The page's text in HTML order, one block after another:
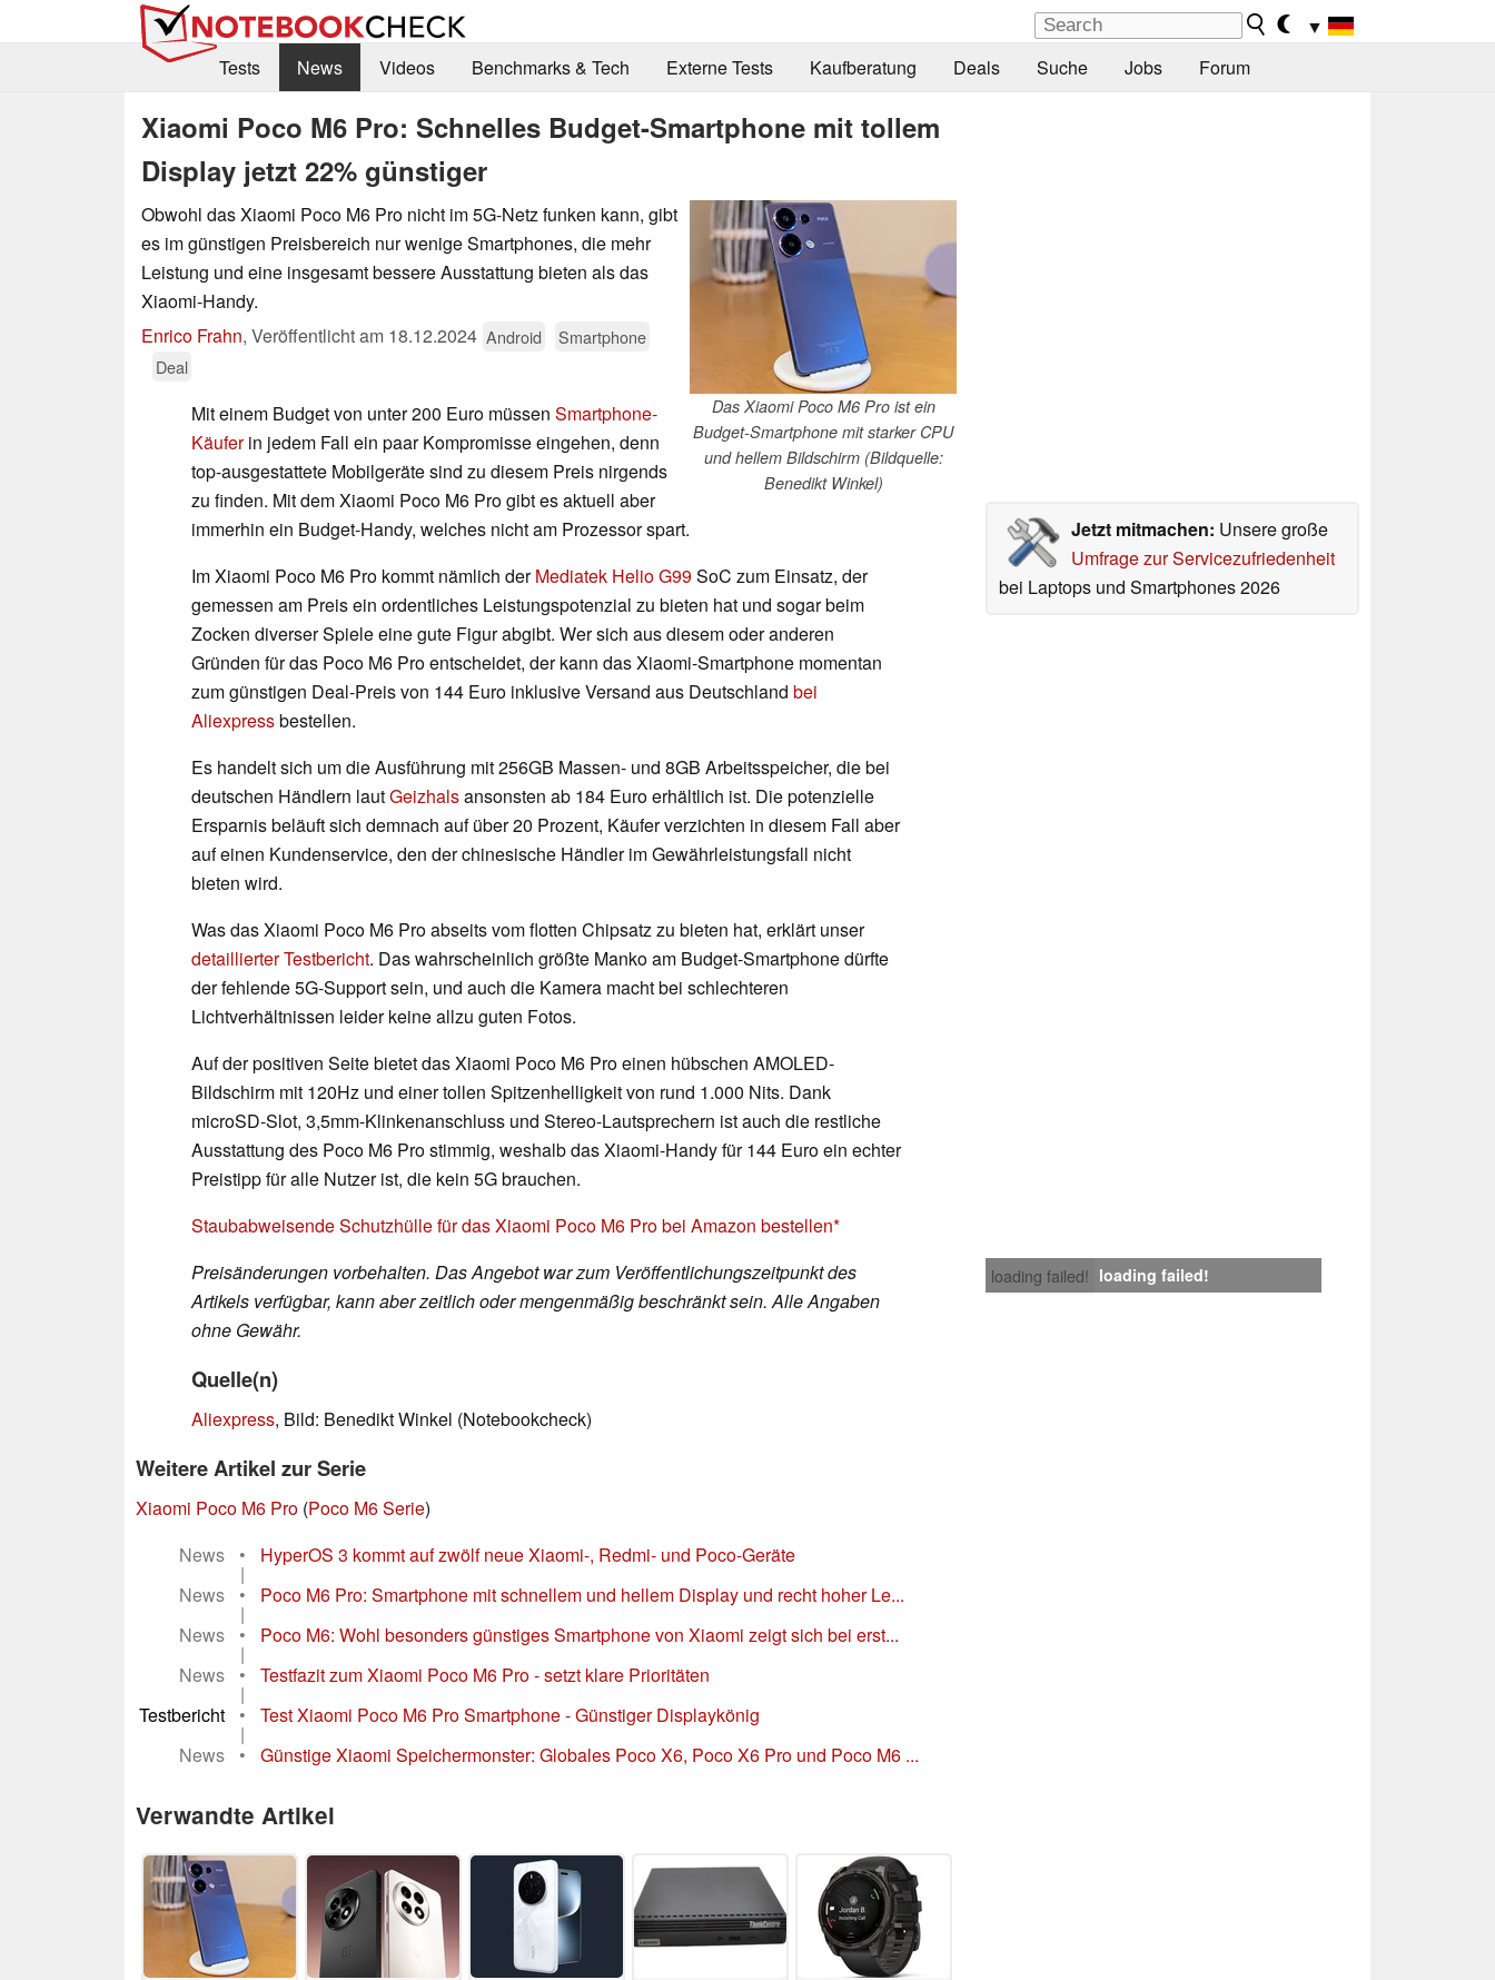
▼
Tests
News Videos Benchmarks & Tech Externe Tests Kaufberatung Deals Suche Jobs Forum
Xiaomi Poco M6 Pro: Schnelles Budget-Smartphone mit tollem
Display jetzt 22% günstiger
Das Xiaomi Poco M6 Pro ist ein
Budget-Smartphone mit starker CPU
und hellem Bildschirm (Bildquelle:
Benedikt Winkel)
Obwohl das Xiaomi Poco M6 Pro nicht im 5G-Netz funken kann, gibt
es im günstigen Preisbereich nur wenige Smartphones, die mehr
Leistung und eine insgesamt bessere Ausstattung bieten als das
Xiaomi-Handy.
Enrico Frahn, Veröffentlicht am 18.12.2024 Android
Smartphone
Deal
Jetzt mitmachen: Unsere große
Umfrage zur Servicezufriedenheit
bei Laptops und Smartphones 2026
Mit einem Budget von unter 200 Euro müssen Smartphone-
Käuferin jedem Fall ein paar Kompromisse eingehen, denn
top-ausgestattete Mobilgeräte sind zu diesem Preis nirgends
zu finden. Mit dem Xiaomi Poco M6 Pro gibt es aktuell aber
immerhin ein Budget-Handy, welches nicht am Prozessor spart.
Im Xiaomi Poco M6 Pro kommt nämlich derMediatek Helio G99SoC zum Einsatz, der
gemessen am Preis ein ordentliches Leistungspotenzial zu bieten hat und sogar beim
Zocken diverser Spiele eine gute Figur abgibt. Wer sich aus diesem oder anderen
Gründen für das Poco M6 Pro entscheidet, der kann das Xiaomi-Smartphone momentan
zum günstigen Deal-Preis von 144 Euro inklusive Versand aus Deutschland bei
Aliexpressbestellen.
Es handelt sich um die Ausführung mit 256GB Massen- und 8GB Arbeitsspeicher, die bei
deutschen Händlern lautGeizhalsansonsten ab 184 Euro erhältlich ist. Die potenzielle
Ersparnis beläuft sich demnach auf über 20 Prozent, Käufer verzichten in diesem Fall aber
auf einen Kundenservice, den der chinesische Händler im Gewährleistungsfall nicht
bieten wird.
Was das Xiaomi Poco M6 Pro abseits vom flotten Chipsatz zu bieten hat, erklärt unser
detaillierter Testbericht. Das wahrscheinlich größte Manko am Budget-Smartphone dürfte
der fehlende 5G-Support sein, und auch die Kamera macht bei schlechteren
Lichtverhältnissen leider keine allzu guten Fotos.
Auf der positiven Seite bietet das Xiaomi Poco M6 Pro einen hübschen AMOLED-
Bildschirm mit 120Hz und einer tollen Spitzenhelligkeit von rund 1.000 Nits. Dank
microSD-Slot, 3,5mm-Klinkenanschluss und Stereo-Lautsprechern ist auch die restliche
Ausstattung des Poco M6 Pro stimmig, weshalb das Xiaomi-Handy für 144 Euro ein echter
Preistipp für alle Nutzer ist, die kein 5G brauchen.
Staubabweisende Schutzhülle für das Xiaomi Poco M6 Pro bei Amazon bestellen
loading failed! loading failed!
Preisänderungen vorbehalten. Das Angebot war zum Veröffentlichungszeitpunkt des
Artikels verfügbar, kann aber zeitlich oder mengenmäßig beschränkt sein. Alle Angaben
ohne Gewähr.
Quelle(n)
Aliexpress, Bild: Benedikt Winkel (Notebookcheck)
Weitere Artikel zur Serie
Xiaomi Poco M6 Pro (Poco M6 Serie)
News
• HyperOS 3 kommt auf zwölf neue Xiaomi-, Redmi- und Poco-Geräte
|
News
• Poco M6 Pro: Smartphone mit schnellem und hellem Display und recht hoher Le...
|
News
• Poco M6: Wohl besonders günstiges Smartphone von Xiaomi zeigt sich bei erst...
|
News
• Testfazit zum Xiaomi Poco M6 Pro - setzt klare Prioritäten
|
Testbericht
• Test Xiaomi Poco M6 Pro Smartphone - Günstiger Displaykönig
|
News
• Günstige Xiaomi Speichermonster: Globales Poco X6, Poco X6 Pro und Poco M6 ...
Verwandte Artikel